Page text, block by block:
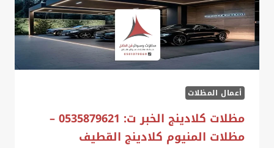
حداد
مظلات
لكسان
الخبر
أعمال المظلات
مظلات كلادينج الخبر ت: 0535879621 –
مظلات المنيوم كلادينج القطيف